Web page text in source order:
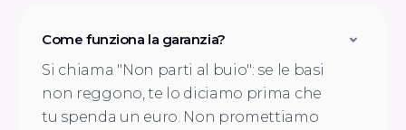
Come funziona la garanzia?
Si chiama "Non parti al buio": se le basi
non reggono, te lo diciamo prima che
tu spenda un euro. Non promettiamo